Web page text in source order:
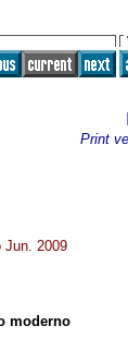
Print
Jun. 2009
moderno